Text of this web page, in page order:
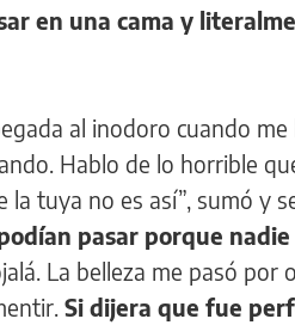
en una cama y
al inodoro cuando
Hablo de lo horrible
tuya no es así”, sumó y
pasar porque
La belleza me pasó por
Si dijera que fue